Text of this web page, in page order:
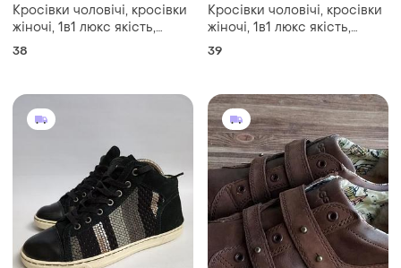
Кросівки чоловічі, кросівки
жіночі, 1в1 люкс якість,
шкіра, ugg tazzle chestnut
38
Кросівки чоловічі, кросівки
жіночі, 1в1 люкс якість,
шкіра, ugg classic dipper
39